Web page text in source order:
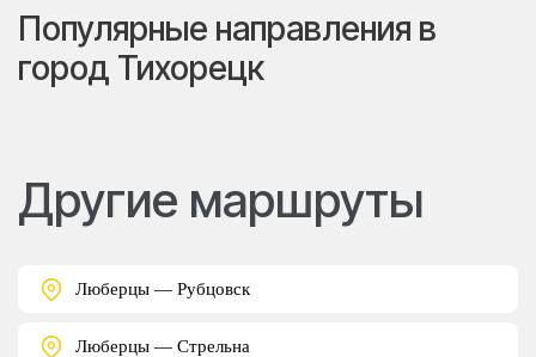
Популярные направления в
город Тихорецк
Другие маршруты
Люберцы — Рубцовск
Люберцы — Стрельна